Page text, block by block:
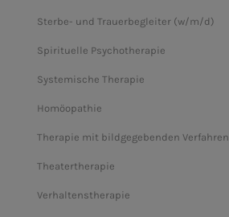
Sterbe- und Trauerbegleiter (w/m/d)
Spirituelle Psychotherapie
Systemische Therapie
Homöopathie
Therapie mit bildgegebenden Verfahren
Theatertherapie
Verhaltenstherapie